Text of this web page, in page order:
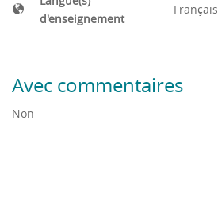
d'enseignement
Français
Avec commentaires
Non